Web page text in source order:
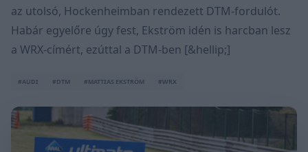
az utolsó, Hockenheimban rendezett DTM-fordulót.
Habár egyelőre úgy fest, Ekström idén is harcban lesz
a WRX-címért, ezúttal a DTM-ben [&hellip;]
#AUDI #DTM #MATTIAS EKSTRÖM #WRX